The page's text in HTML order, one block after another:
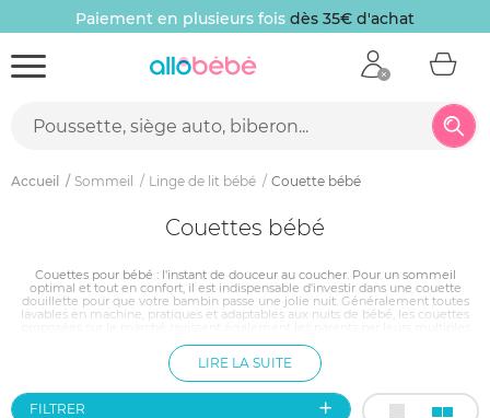
Paiement en plusieurs fois dès 35€ d'achat
Accueil Sommeil Linge de lit bébé Couette bébé
Couettes bébé
Couettes pour bébé : l'instant de douceur au coucher. Pour un sommeil
optimal et tout en confort, il est indispensable d'investir dans une couette
douillette pour que votre bambin passe une jolie nuit. Généralement toutes
lavables en machine, pratiques et adaptables aux nuits de bébé, les couettes
bébé et de faire du coucher un instant enclin au calme et à la douceur. Anti-
acariens, spécialement conçues pour les enfants en bas âge ou déhoussable,
faites le choix qui vous conviendra le mieux, et optez pour la couette qui ravira
le sommeil de bébé !
LIRE LA SUITE
FILTRER